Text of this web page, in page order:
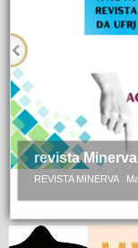
revista Minerva
REVISTA MINERVA